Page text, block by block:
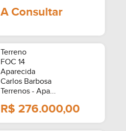
A Consultar
Terreno
FOC 14
Aparecida
Carlos Barbosa
Terrenos - Apa...
R$ 276.000,00